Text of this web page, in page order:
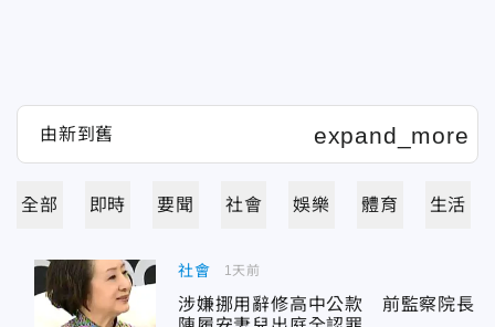
全部 即時 要聞 社會 娛樂 體育 生活
社會
涉嫌挪用辭修高中公款 前監察院長
1天前